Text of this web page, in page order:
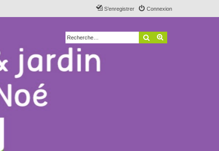
Connexion
S’enregistrer
Rechercher